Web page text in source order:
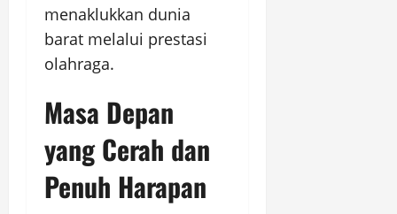
menaklukkan dunia
barat melalui prestasi
olahraga.
Masa Depan
yang Cerah dan
Penuh Harapan